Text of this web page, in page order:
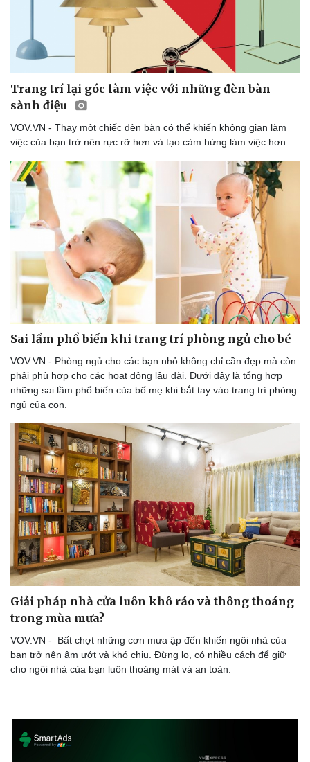
Sức khỏe
Dinh dưỡng - món ngon
Cây thuốc
Sản phụ khoa
Phòng mạch online
Ăn sạch sống khỏe
Nhà đẹp
Blog
Tình yêu - Gia đình
Trang trí lại góc làm việc với những đèn bàn
sành điệu
VOV.VN - Thay một chiếc đèn bàn có thể khiến không gian làm
việc của bạn trở nên rực rỡ hơn và tạo cảm hứng làm việc hơn.
Sai lầm phổ biến khi trang trí phòng ngủ cho bé
VOV.VN - Phòng ngủ cho các bạn nhỏ không chỉ cần đẹp mà còn
phải phù hợp cho các hoạt động lâu dài. Dưới đây là tổng hợp
những sai lầm phổ biến của bố mẹ khi bắt tay vào trang trí phòng
ngủ của con.
Giải pháp nhà cửa luôn khô ráo và thông thoáng
trong mùa mưa?
VOV.VN - Bất chợt những cơn mưa ập đến khiến ngôi nhà của
bạn trở nên âm ướt và khó chịu. Đừng lo, có nhiều cách để giữ
cho ngôi nhà của bạn luôn thoáng mát và an toàn.